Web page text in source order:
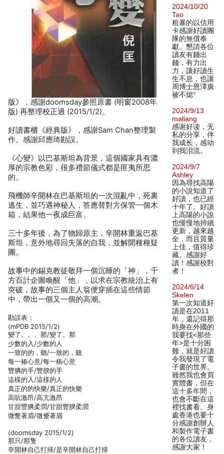
版》，感謝doomsday參照原書 (明窗2008年
版) 再整理校正過 (2015/1/2)。
好讀書櫃《經典版》，感謝Sam Chan整理製
作。感謝邱應琦勘誤。
《心變》以巴基斯坦為背景，這個國家具有濃
厚的宗教色彩，很多禮節儀式都是匪夷所思
的。
飛機師辛開林在巴基斯坦的一次混亂中，死裏
逃生，並巧遇神秘人，答應替對方保管一個木
箱，結果他一夜成巨富。
三十多年後，為了物歸原主，辛開林重返巴基
斯坦，意外地尋回失落的自我，並解開種種疑
團。
故事中的錫克教徒敬拜一個沉睡的「神」，千
方百計企圖喚醒「他」，以求在宗教統治上有
突破，故事的三個主人翁便穿插在這些情節
中，帶出一個又一個的高潮。
勘誤表：
(mPDB 2015/1/2)
變了。。、那/變了。那
少數的入/少數的人
一致的的，聽/一致的，聽
每一椿心意/每一樁心意
豐腆的手/豐腴的手
這樣的入/這樣的人
真正的的快樂/真正的快樂
高吭激昂/高亢激昂
甘甜豐腆柔潤/甘甜豐腴柔潤
微蹩著眉/微蹙著眉
(doomsday 2015/1/2)
那只/那隻
辛開林自己打掃/是辛開林自己打掃
2024/10/20
Tao
粗暴的以信用
卡感謝好讀團
隊的無償奉
獻。懇請各位
讀友有錢出
錢，有力出
力，讓好讀生
生不息，也讓
周博士恩澤廣
被不熄°
2024/9/13
maliang
感谢好读，无
私的分享，伴
我成长，感动
到我泪流。
2024/9/7
Ashley
因為尋找高陽
的小說知道了
好讀，也已經
十年了。好讀
上高陽的小說
也慢慢地持續
更新，越來越
全，而且質量
上佳，值得珍
藏。感謝好
讀！感謝校對
者！
2024/6/14
Skelen
第一次知道好
讀是在2011
年，還記得那
時身在外國的
我要找<那些
年>是十分困
難，就是好讀
令我發現了電
子書的世界。
雖然我也會買
實體書，但在
這十多年間，
也會不斷在這
裡找書看。身
處香港也要十
分感謝創辦人
和製作電子書
的各位讀友，
感謝大家！